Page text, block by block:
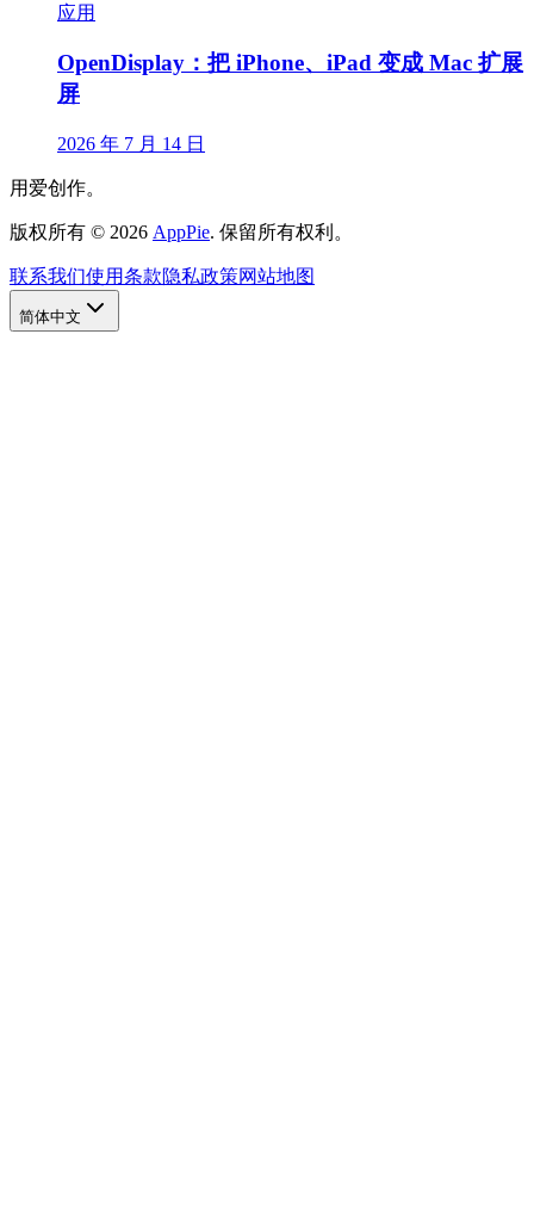
应用
OpenDisplay：把 iPhone、iPad 变成 Mac 扩展
屏
2026 年 7 月 14 日
用爱创作。
版权所有 © 2026 AppPie. 保留所有权利。
联系我们使用条款隐私政策网站地图
简体中文